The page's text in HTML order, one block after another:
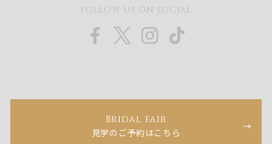
FOLLOW US ON SOCIAL
Bridal fair
見学のご予約はこちら